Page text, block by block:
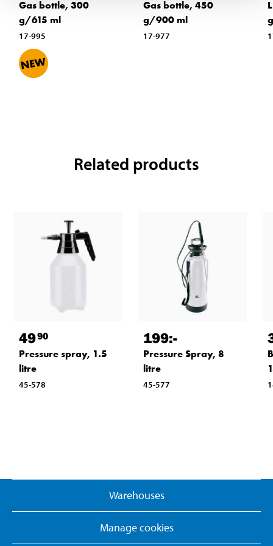
Gas bottle, 300
g/615 ml
17-995
Gas bottle, 450
g/900 ml
17-977
Related products
4990
Pressure spray, 1.5
litre
45-578
199:-
Pressure Spray, 8
litre
45-577
Warehouses
Manage cookies